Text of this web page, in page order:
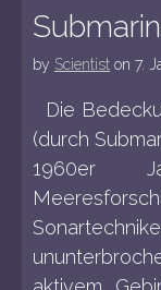
by Scientist on 7.
Die
(durch
1960er